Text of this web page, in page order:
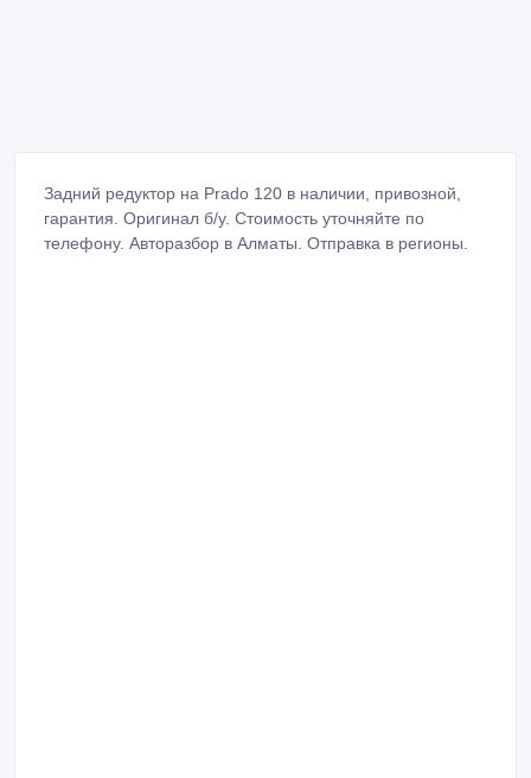
Задний редуктор на Prado 120 в наличии, привозной,
гарантия. Оригинал б/у. Стоимость уточняйте по
телефону. Авторазбор в Алматы. Отправка в регионы.